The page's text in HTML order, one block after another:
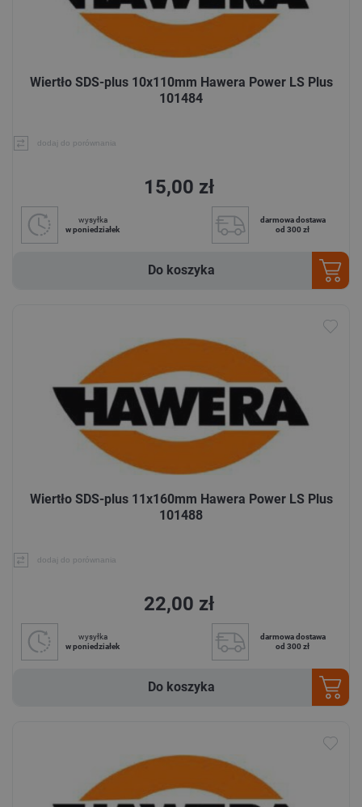
Wiertło SDS-plus 10x110mm Hawera Power LS Plus
101484
dodaj do porównania
15,00 zł
wysyłka
w poniedziałek
darmowa dostawa
od 300 zł
Do koszyka
Wiertło SDS-plus 11x160mm Hawera Power LS Plus
101488
dodaj do porównania
22,00 zł
wysyłka
w poniedziałek
darmowa dostawa
od 300 zł
Do koszyka